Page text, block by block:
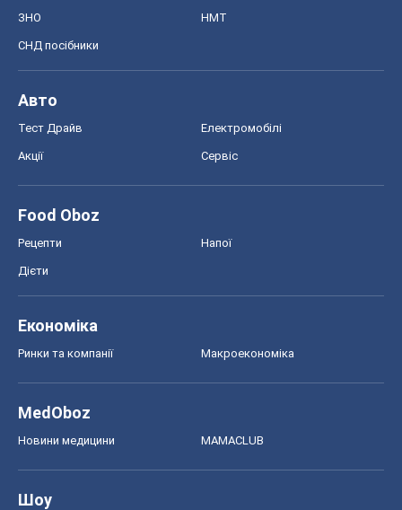
ЗНО НМТ
СНД посібники
Авто
Тест Драйв Електромобілі
Акції Сервіс
Food Oboz
Рецепти Напої
Дієти
Економіка
Ринки та компанії Макроекономіка
MedOboz
Новини медицини MAMACLUB
Шоу